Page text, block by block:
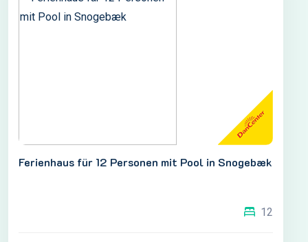
Ferienhaus für 12 Personen mit Pool in Snogebæk
12